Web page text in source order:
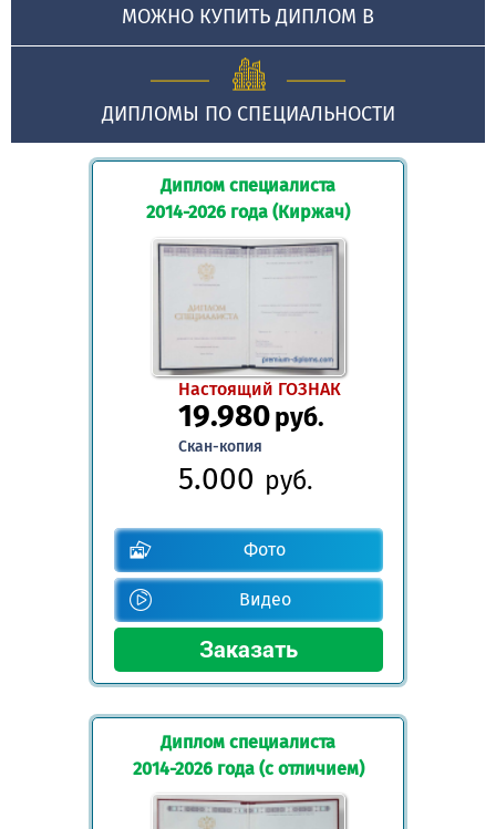
МОЖНО КУПИТЬ ДИПЛОМ В
ДИПЛОМЫ ПО СПЕЦИАЛЬНОСТИ
Диплом специалиста
2014-2026 года (Киржач)
Настоящий ГОЗНАК
19.980руб.
Скан-копия
5.000 руб.
Фото
Видео
Диплом специалиста
2014-2026 года (с отличием)